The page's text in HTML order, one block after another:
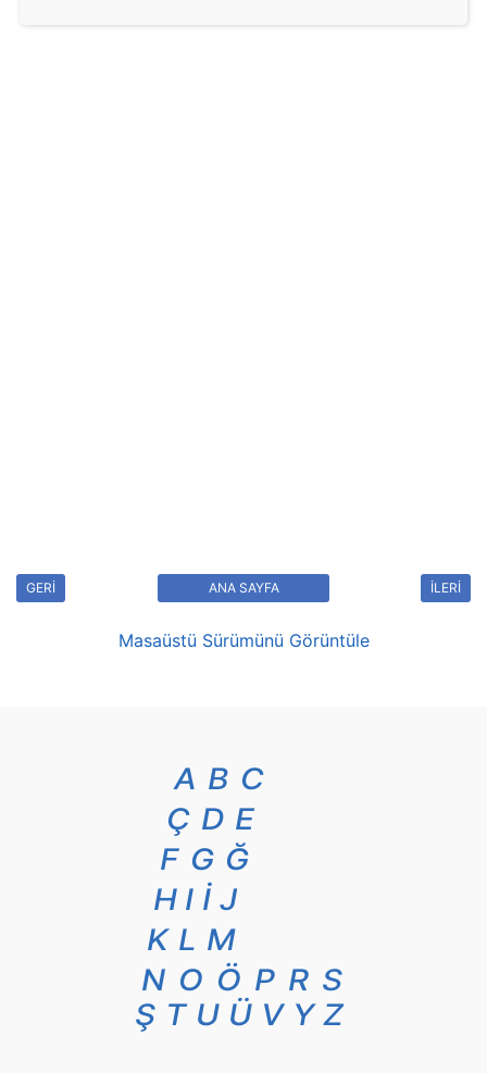
GERİ İLERİ
ANA SAYFA
Masaüstü Sürümünü Görüntüle
A B C
Ç D E
F G Ğ
H I İ J
K L M
N O Ö P R S
Ş T U Ü V Y Z